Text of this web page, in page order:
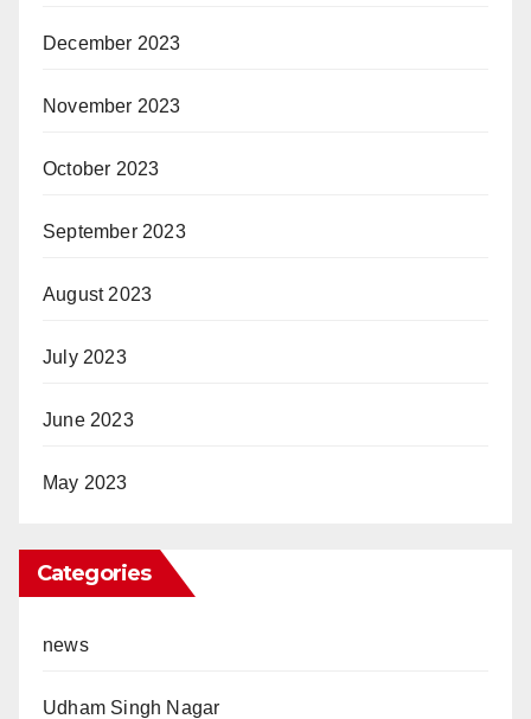
December 2023
November 2023
October 2023
September 2023
August 2023
July 2023
June 2023
May 2023
Categories
news
Udham Singh Nagar